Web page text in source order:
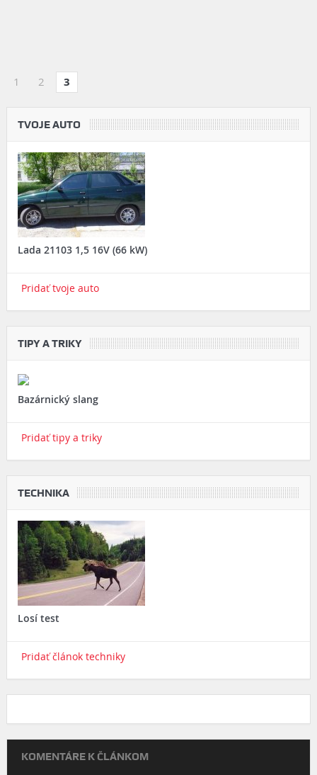
1 2 3
TVOJE AUTO
Lada 21103 1,5 16V (66 kW)
Pridať tvoje auto
TIPY A TRIKY
Bazárnický slang
Pridať tipy a triky
TECHNIKA
Losí test
Pridať článok techniky
KOMENTÁRE K ČLÁNKOM